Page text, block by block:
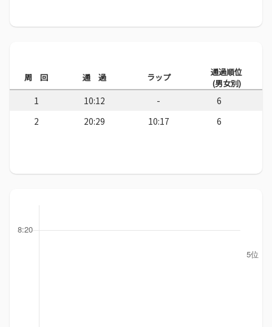
周 回 通 過 ラップ
通過順位
(男女別)
1 10:12 -
6
2
20:29 10:17 6